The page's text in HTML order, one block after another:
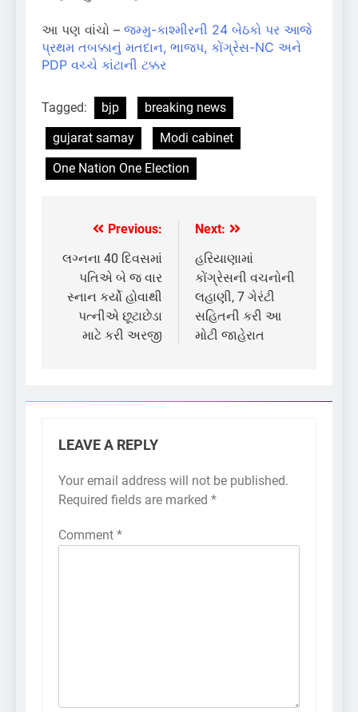
આ પણ વાંચો – જમ્મુ-કાશ્મીરની 24 બેઠકો પર આજે
પ્રથમ તબક્કાનું મતદાન, ભાજપ, કોંગ્રેસ-NC અને
PDP વચ્ચે કાંટાની ટક્કર
Tagged: bjp
breaking news
gujarat samay
Modi cabinet
One Nation One Election
Post
navigation
Previous:
લગ્નના 40 દિવસમાં
પતિએ બે જ વાર
સ્નાન કર્યો હોવાથી
પત્નીએ છૂટાછેડા
માટે કરી અરજી
Next:
હરિયાણામાં
કોંગ્રેસની વચનોની
લહાણી, 7 ગેરંટી
સહિતની કરી આ
મોટી જાહેરાત
LEAVE A REPLY
Your email address will not be published.
Required fields are marked *
Comment *